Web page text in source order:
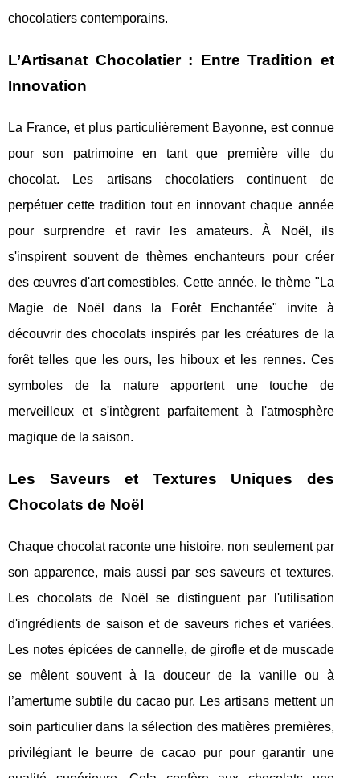
chocolatiers contemporains.
L’Artisanat Chocolatier : Entre Tradition et
Innovation
La France, et plus particulièrement Bayonne, est connue
pour son patrimoine en tant que première ville du
chocolat. Les artisans chocolatiers continuent de
perpétuer cette tradition tout en innovant chaque année
pour surprendre et ravir les amateurs. À Noël, ils
s'inspirent souvent de thèmes enchanteurs pour créer
des œuvres d'art comestibles. Cette année, le thème "La
Magie de Noël dans la Forêt Enchantée" invite à
découvrir des chocolats inspirés par les créatures de la
forêt telles que les ours, les hiboux et les rennes. Ces
symboles de la nature apportent une touche de
merveilleux et s'intègrent parfaitement à l'atmosphère
magique de la saison.
Les Saveurs et Textures Uniques des
Chocolats de Noël
Chaque chocolat raconte une histoire, non seulement par
son apparence, mais aussi par ses saveurs et textures.
Les chocolats de Noël se distinguent par l'utilisation
d'ingrédients de saison et de saveurs riches et variées.
Les notes épicées de cannelle, de girofle et de muscade
se mêlent souvent à la douceur de la vanille ou à
l’amertume subtile du cacao pur. Les artisans mettent un
soin particulier dans la sélection des matières premières,
privilégiant le beurre de cacao pur pour garantir une